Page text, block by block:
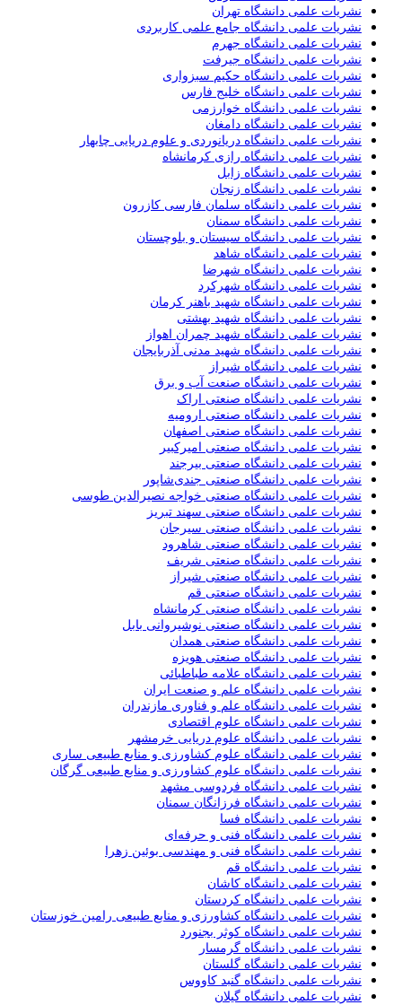
نشریات علمی دانشگاه تهران
نشریات علمی دانشگاه جامع علمی کاربردی
نشریات علمی دانشگاه جهرم
نشریات علمی دانشگاه جیرفت
نشریات علمی دانشگاه حکیم سبزواری
نشریات علمی دانشگاه خلیج فارس
نشریات علمی دانشگاه خوارزمی
نشریات علمی دانشگاه دامغان
نشریات علمی دانشگاه دریانوردی و علوم دریایی چابهار
نشریات علمی دانشگاه رازی کرمانشاه
نشریات علمی دانشگاه زابل
نشریات علمی دانشگاه زنجان
نشریات علمی دانشگاه سلمان فارسی کازرون
نشریات علمی دانشگاه سمنان
نشریات علمی دانشگاه سیستان و بلوچستان
نشریات علمی دانشگاه شاهد
نشریات علمی دانشگاه شهرضا
نشریات علمی دانشگاه شهرکرد
نشریات علمی دانشگاه شهید باهنر کرمان
نشریات علمی دانشگاه شهید بهشتی
نشریات علمی دانشگاه شهید چمران اهواز
نشریات علمی دانشگاه شهید مدنی آذربایجان
نشریات علمی دانشگاه شیراز
نشریات علمی دانشگاه صنعت آب و برق
نشریات علمی دانشگاه صنعتی اراک
نشریات علمی دانشگاه صنعتی ارومیه
نشریات علمی دانشگاه صنعتی اصفهان
نشریات علمی دانشگاه صنعتی امیرکبیر
نشریات علمی دانشگاه صنعتی بیرجند
نشریات علمی دانشگاه صنعتی جندی‌شاپور
نشریات علمی دانشگاه صنعتی خواجه نصیرالدین طوسی
نشریات علمی دانشگاه صنعتی سهند تبریز
نشریات علمی دانشگاه صنعتی سیرجان
نشریات علمی دانشگاه صنعتی شاهرود
نشریات علمی دانشگاه صنعتی شریف
نشریات علمی دانشگاه صنعتی شیراز
نشریات علمی دانشگاه صنعتی قم
نشریات علمی دانشگاه صنعتی کرمانشاه
نشریات علمی دانشگاه صنعتی نوشیروانی بابل
نشریات علمی دانشگاه صنعتی همدان
نشریات علمی دانشگاه صنعتی هویزه
نشریات علمی دانشگاه علامه طباطبائی
نشریات علمی دانشگاه علم و صنعت ایران
نشریات علمی دانشگاه علم و فناوری مازندران
نشریات علمی دانشگاه علوم اقتصادی
نشریات علمی دانشگاه علوم دریایی خرمشهر
نشریات علمی دانشگاه علوم کشاورزی و منابع طبیعی ساری
نشریات علمی دانشگاه علوم کشاورزی و منابع طبیعی گرگان
نشریات علمی دانشگاه فردوسی مشهد
نشریات علمی دانشگاه فرزانگان سمنان
نشریات علمی دانشگاه فسا
نشریات علمی دانشگاه فنی و حرفه‌ای
نشریات علمی دانشگاه فنی و مهندسی بوئین زهرا
نشریات علمی دانشگاه قم
نشریات علمی دانشگاه کاشان
نشریات علمی دانشگاه کردستان
نشریات علمی دانشگاه کشاورزی و منابع طبیعی رامین خوزستان
نشریات علمی دانشگاه کوثر بجنورد
نشریات علمی دانشگاه گرمسار
نشریات علمی دانشگاه گلستان
نشریات علمی دانشگاه گنبد کاووس
نشریات علمی دانشگاه گیلان